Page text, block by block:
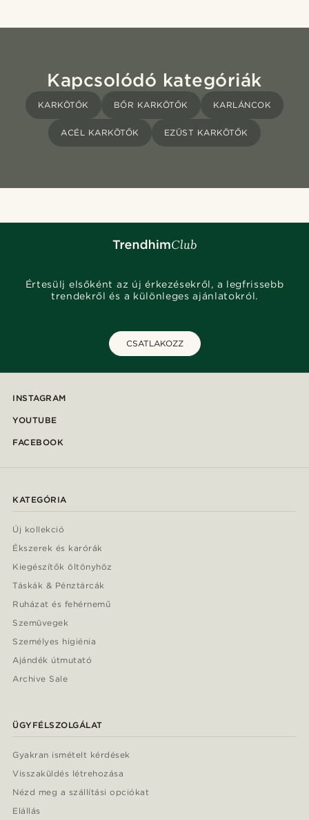
Kapcsolódó kategóriák
KARKÖTŐK BŐR KARKÖTŐK KARLÁNCOK
ACÉL KARKÖTŐK EZÜST KARKÖTŐK
Értesülj elsőként az új érkezésekről, a legfrissebb
trendekről és a különleges ajánlatokról.
CSATLAKOZZ
INSTAGRAM
YOUTUBE
FACEBOOK
KATEGÓRIA
Új kollekció
Ékszerek és karórák
Kiegészítők öltönyhöz
Táskák & Pénztárcák
Ruházat és fehérnemű
Szemüvegek
Személyes higiénia
Ajándék útmutató
Archive Sale
ÜGYFÉLSZOLGÁLAT
Gyakran ismételt kérdések
Visszaküldés létrehozása
Nézd meg a szállítási opciókat
Elállás